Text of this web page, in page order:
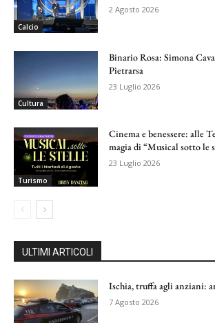
Calcio
2 Agosto 2026
Cultura
Binario Rosa: Simona
Pietrarsa
23 Luglio 2026
Turismo
Cinema e benessere: alle
magia di “Musical sotto le
23 Luglio 2026
ULTIMI ARTICOLI
Ischia, truffa agli anziani:
7 Agosto 2026